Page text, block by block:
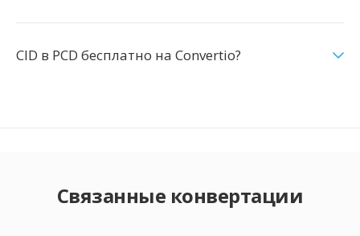
CID в PCD бесплатно на Convertio?
Связанные конвертации